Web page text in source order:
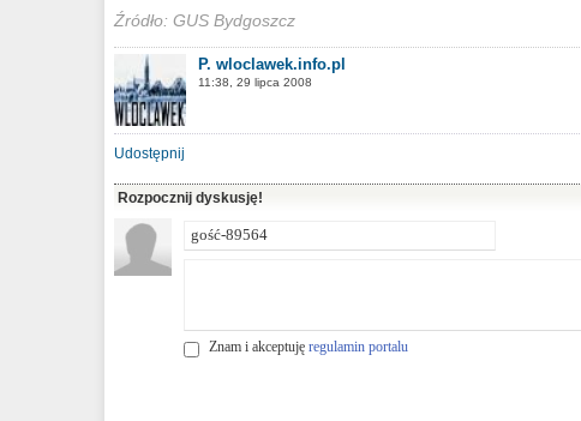
Źródło: GUS Bydgoszcz
P. wloclawek.info.pl
11:38, 29 lipca 2008
Udostępnij
Rozpocznij dyskusję!
Znam i akceptuję regulamin portalu